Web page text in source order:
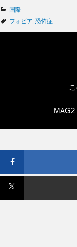
カ
テ
国際
タ
フォビア 恐怖症
MAG2